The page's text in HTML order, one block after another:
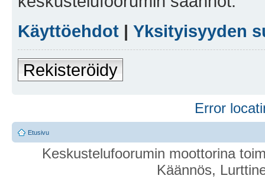
Käyttöehdot | Yksityisyyden
Rekisteröidy
Error
Etusivu
Keskustelufoorumin moottorina
Käännös,